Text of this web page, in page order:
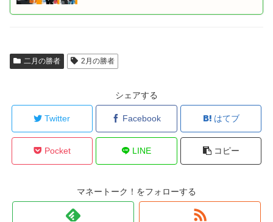
二月の勝者 2月の勝者
シェアする
Twitter Facebook はてブ
Pocket LINE コピー
マネートーク！をフォローする